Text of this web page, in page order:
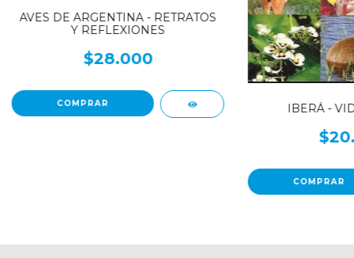
AVES DE ARGENTINA - RETRATOS
Y REFLEXIONES
$28.000
IBERÁ -